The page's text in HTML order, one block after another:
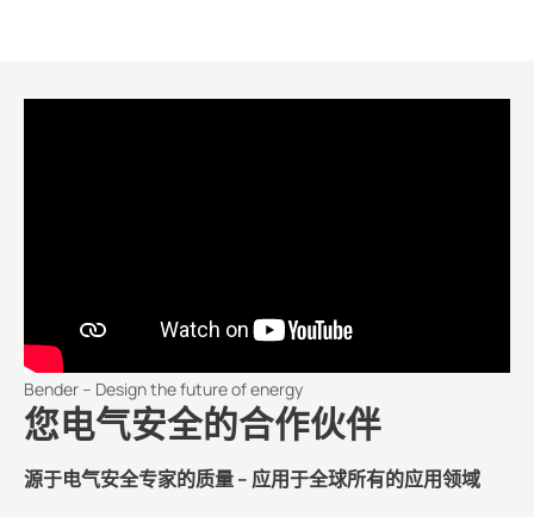
Bender – Design the future of energy
您电气安全的合作伙伴
源于电气安全专家的质量 – 应用于全球所有的应用领域